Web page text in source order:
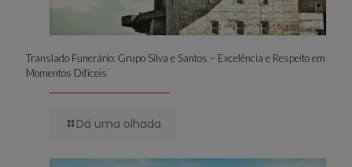
Translado Funerário: Grupo Silva e Santos – Excelência e Respeito em
Momentos Difíceis
Dá uma olhada